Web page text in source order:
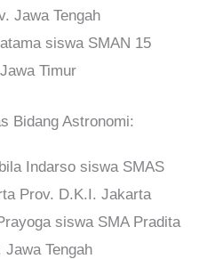
Jawa Tengah
siswa SMAN 15
Timur
Bidang Astronomi:
Indarso siswa SMAS
Prov. D.K.I. Jakarta
siswa SMA Pradita
Jawa Tengah